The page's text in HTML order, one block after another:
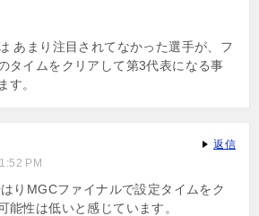
あまり注目されてなかった選手が、フ
タイムをクリアして第3代表になる事
す。
PM
りMGCファイナルで設定タイムをク
能性は低いと感じています。
返信